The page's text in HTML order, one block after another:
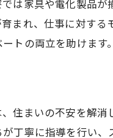
性
形成
は家具や電化製品
まれ、仕事に対す
トの両立を助けます。
住まいの不安を解
寧に指導を行い、